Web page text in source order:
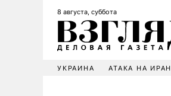
8 августа, суббота
УКРАИНА АТАКА НА ИРАН